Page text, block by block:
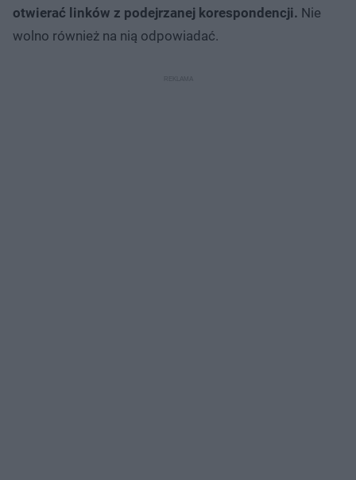
otwierać linków z podejrzanej korespondencji. Nie
wolno również na nią odpowiadać.